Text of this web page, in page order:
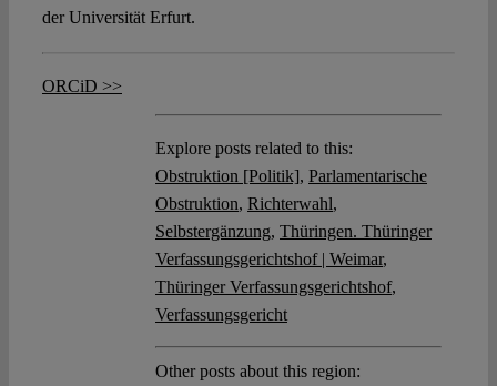
der Universität Erfurt.
ORCiD >>
Explore posts related to this:
Obstruktion [Politik], Parlamentarische
Obstruktion, Richterwahl,
Selbstergänzung, Thüringen. Thüringer
Verfassungsgerichtshof | Weimar,
Thüringer Verfassungsgerichtshof,
Verfassungsgericht
Other posts about this region: